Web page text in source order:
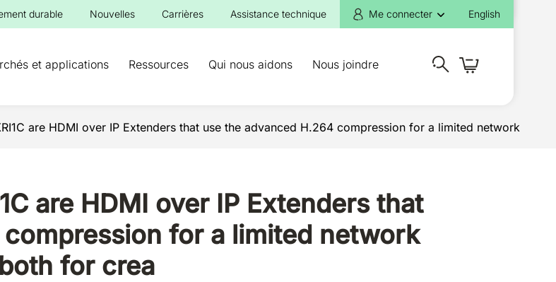
durable Nouvelles Carrières Assistance technique Me connecter English
et applications Ressources Qui nous aidons Nous joindre
are HDMI over IP Extenders that use the advanced H.264 compression for a limited network
are HDMI over IP Extenders that
for a limited network
for crea